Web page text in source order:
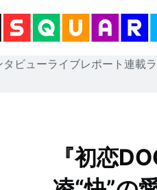
タビューライブレポート 連載
『初恋